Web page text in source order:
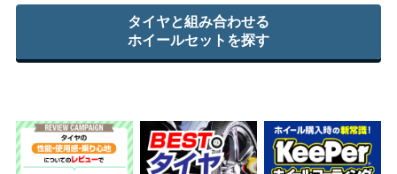
タイヤと組み合わせる
ホイールセットを探す